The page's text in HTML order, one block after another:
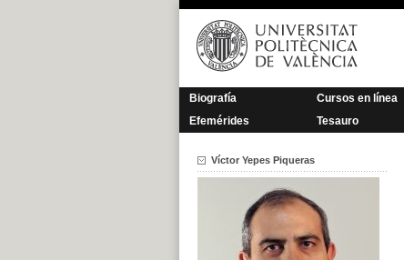
Saltar
contenido
Biografía Cursos en línea
Efemérides
Tesauro
Víctor Yepes Piqueras